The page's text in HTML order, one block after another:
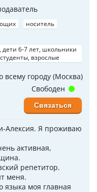
носитель
дети 6-7 лет, школьники
взрослые
всему городу (Москва)
Алексия. Я проживаю
активная,
репетитор.
меня.
языка моя главная
Свободен
Связаться